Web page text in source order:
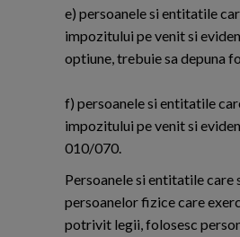
e) persoanele si entitatile
impozitului pe venit si
optiune, trebuie sa depuna
f) persoanele si entitatile
impozitului pe venit si
010/070.
Persoanele si entitatile
persoanelor fizice care
potrivit legii, folosesc